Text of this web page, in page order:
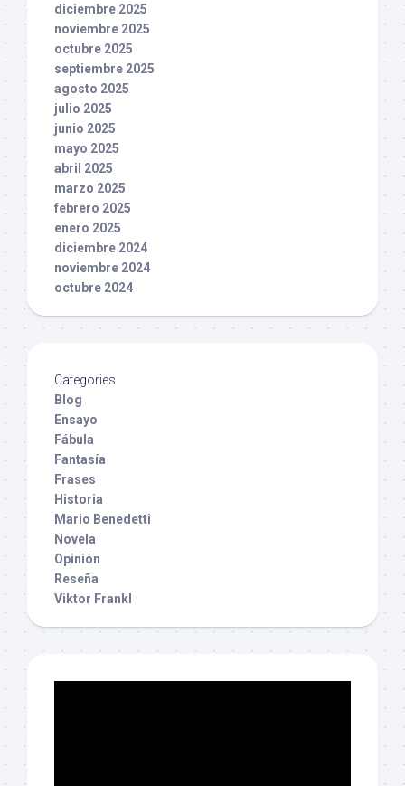
diciembre 2025
noviembre 2025
octubre 2025
septiembre 2025
agosto 2025
julio 2025
junio 2025
mayo 2025
abril 2025
marzo 2025
febrero 2025
enero 2025
diciembre 2024
noviembre 2024
octubre 2024
Categories
Blog
Ensayo
Fábula
Fantasía
Frases
Historia
Mario Benedetti
Novela
Opinión
Reseña
Viktor Frankl